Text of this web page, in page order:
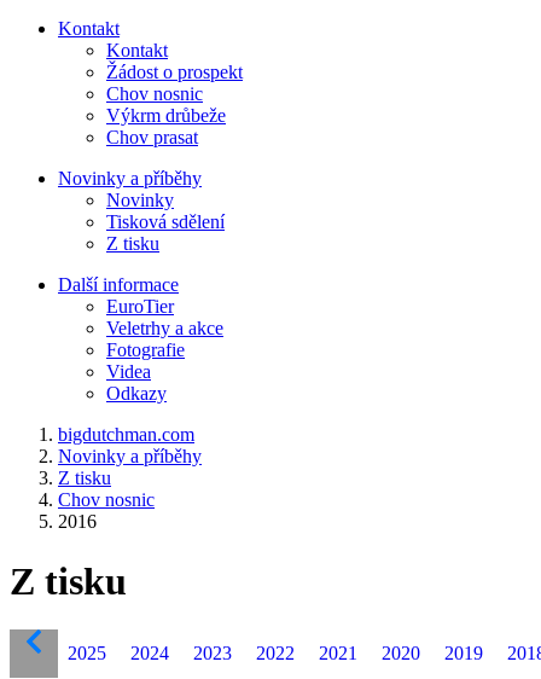
Kontakt
Kontakt
Žádost o prospekt
Chov nosnic
Výkrm drůbeže
Chov prasat
Novinky a příběhy
Novinky
Tisková sdělení
Z tisku
Další informace
EuroTier
Veletrhy a akce
Fotografie
Videa
Odkazy
bigdutchman.com
Novinky a příběhy
Z tisku
Chov nosnic
2016
Z tisku
2025 2024 2023 2022 2021 2020 2019